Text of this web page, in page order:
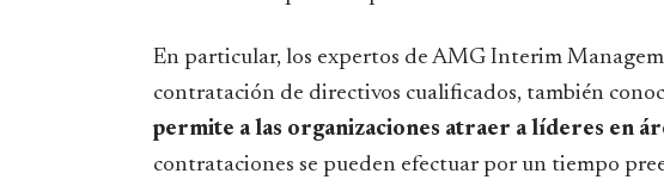
En particular, los expertos de AMG Interim
contratación de directivos cualificados, también
permite a las organizaciones atraer a líderes en
contrataciones se pueden efectuar por un tiempo